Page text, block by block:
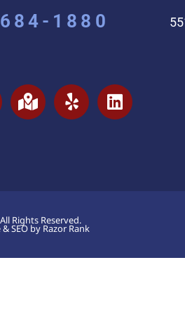
1880
Rights Reserved.
SEO by Razor Rank